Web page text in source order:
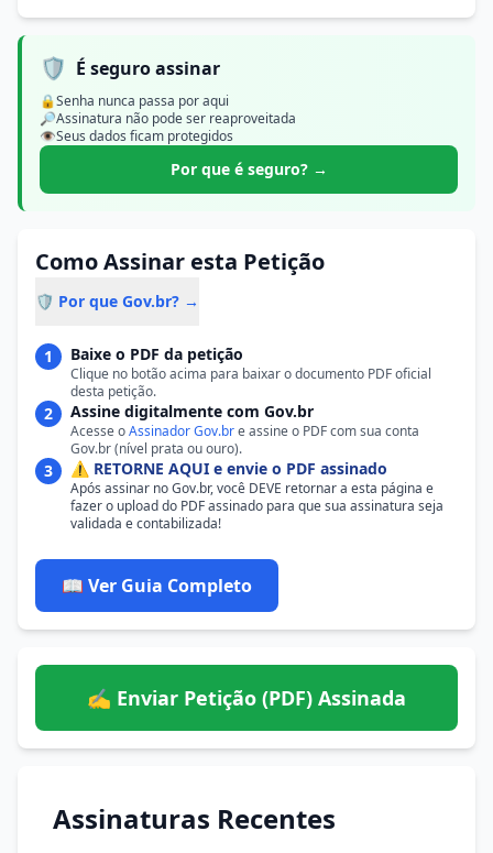
🛡️ É seguro assinar
🔒Senha nunca passa por aqui
🔎Assinatura não pode ser reaproveitada
👁️Seus dados ficam protegidos
Por que é seguro? →
Como Assinar esta Petição
🛡️ Por que Gov.br? →
1 Baixe o PDF da petição
Clique no botão acima para baixar o documento PDF oficial
desta petição.
2 Assine digitalmente com Gov.br
Acesse oAssinador Gov.bre assine o PDF com sua conta
Gov.br (nível prata ou ouro).
3 ⚠️ RETORNE AQUI e envie o PDF assinado
Após assinar no Gov.br, você DEVE retornar a esta página e
fazer o upload do PDF assinado para que sua assinatura seja
validada e contabilizada!
📖 Ver Guia Completo
✍️ Enviar Petição (PDF) Assinada
Assinaturas Recentes